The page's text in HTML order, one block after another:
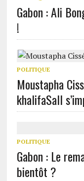
Gabon : Ali
!
POLITIQUE
Moustapha
khalifaSall
POLITIQUE
Gabon : Le
bientôt ?